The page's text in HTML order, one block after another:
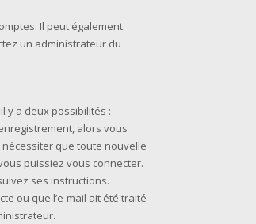
Il peut également
un administrateur du
y a deux possibilités :
alors vous
que toute nouvelle
puissiez vous connecter.
ses instructions.
ou que l’e-mail ait été traité